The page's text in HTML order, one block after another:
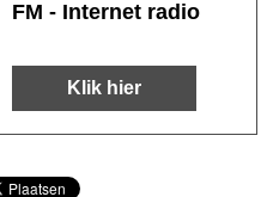
FM - Internet radio
Klik hier